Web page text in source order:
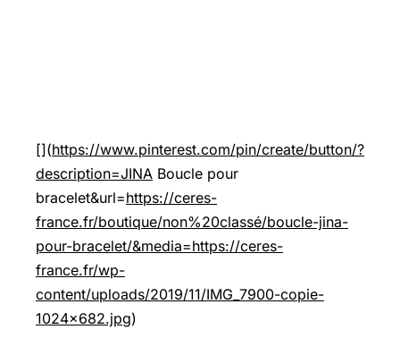
[](https://www.pinterest.com/pin/create/button/?
description=JINA Boucle pour
bracelet&url=https://ceres-
france.fr/boutique/non%20classé/boucle-jina-
pour-bracelet/&media=https://ceres-
france.fr/wp-
content/uploads/2019/11/IMG_7900-copie-
1024x682.jpg)